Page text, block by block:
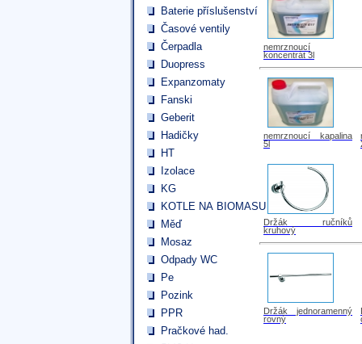
Baterie příslušenství
Časové ventily
Čerpadla
Duopress
Expanzomaty
Fanski
Geberit
Hadičky
HT
Izolace
KG
KOTLE NA BIOMASU
Měď
Mosaz
Odpady WC
Pe
Pozink
PPR
Pračkové had.
nemrznoucí
koncentrát 3l
nemrznoucí kapalina
5l
Držák ručníků
kruhový
Držák jednoramenný
rovný